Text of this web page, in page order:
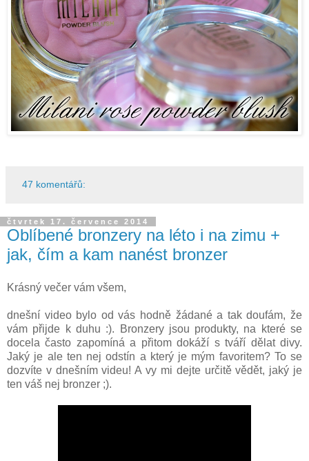
47 komentářů:
čtvrtek 17. července 2014
Oblíbené bronzery na léto i na zimu +
jak, čím a kam nanést bronzer
Krásný večer vám všem,
dnešní video bylo od vás hodně žádané a tak doufám, že
vám přijde k duhu :). Bronzery jsou produkty, na které se
docela často zapomíná a přitom dokáží s tváří dělat divy.
Jaký je ale ten nej odstín a který je mým favoritem? To se
dozvíte v dnešním videu! A vy mi dejte určitě vědět, jaký je
ten váš nej bronzer ;).